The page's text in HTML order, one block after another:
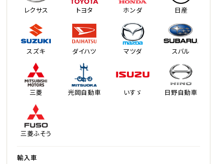
レクサス トヨタ ホンダ 日産
スズキ ダイハツ マツダ スバル
三菱 光岡自動車 いすゞ 日野自動車
三菱ふそう
輸入車